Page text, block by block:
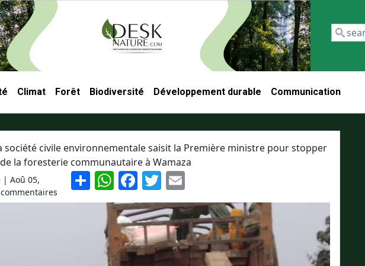
Climat Forêt Biodiversité Développement durable Communication
société civile environnementale saisit la Première ministre pour stopper
la foresterie communautaire à Wamaza
| Aoû 05,
S
h
ar
W
h
at
s
A
F
a
c
e
b
T
w
itt
er
E
m
ai
l